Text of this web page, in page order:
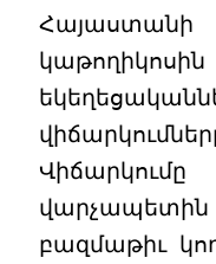
Հայաստանի
բազմաթիւ